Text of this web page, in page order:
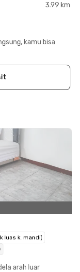
3.99 km
kamu bisa
luas k. mandi)
arah luar